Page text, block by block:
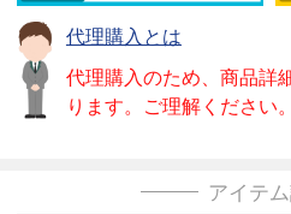
代理購入とは
代理購入のため、商品詳
ります。ご理解ください。
アイテ